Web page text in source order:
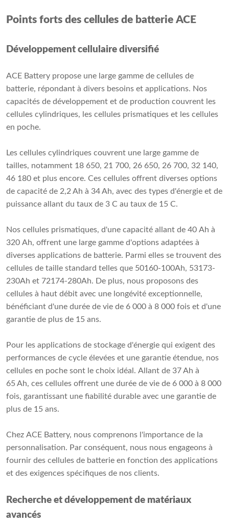
Points forts des cellules de batterie ACE
Développement cellulaire diversifié
ACE Battery propose une large gamme de cellules de
batterie, répondant à divers besoins et applications. Nos
capacités de développement et de production couvrent les
cellules cylindriques, les cellules prismatiques et les cellules
en poche.
Les cellules cylindriques couvrent une large gamme de
tailles, notamment 18 650, 21 700, 26 650, 26 700, 32 140,
46 180 et plus encore. Ces cellules offrent diverses options
de capacité de 2,2 Ah à 34 Ah, avec des types d'énergie et de
puissance allant du taux de 3 C au taux de 15 C.
Nos cellules prismatiques, d'une capacité allant de 40 Ah à
320 Ah, offrent une large gamme d'options adaptées à
diverses applications de batterie. Parmi elles se trouvent des
cellules de taille standard telles que 50160-100Ah, 53173-
230Ah et 72174-280Ah. De plus, nous proposons des
cellules à haut débit avec une longévité exceptionnelle,
bénéficiant d'une durée de vie de 6 000 à 8 000 fois et d'une
garantie de plus de 15 ans.
Pour les applications de stockage d'énergie qui exigent des
performances de cycle élevées et une garantie étendue, nos
cellules en poche sont le choix idéal. Allant de 37 Ah à
65 Ah, ces cellules offrent une durée de vie de 6 000 à 8 000
fois, garantissant une fiabilité durable avec une garantie de
plus de 15 ans.
Chez ACE Battery, nous comprenons l'importance de la
personnalisation. Par conséquent, nous nous engageons à
fournir des cellules de batterie en fonction des applications
et des exigences spécifiques de nos clients.
Recherche et développement de matériaux
avancés